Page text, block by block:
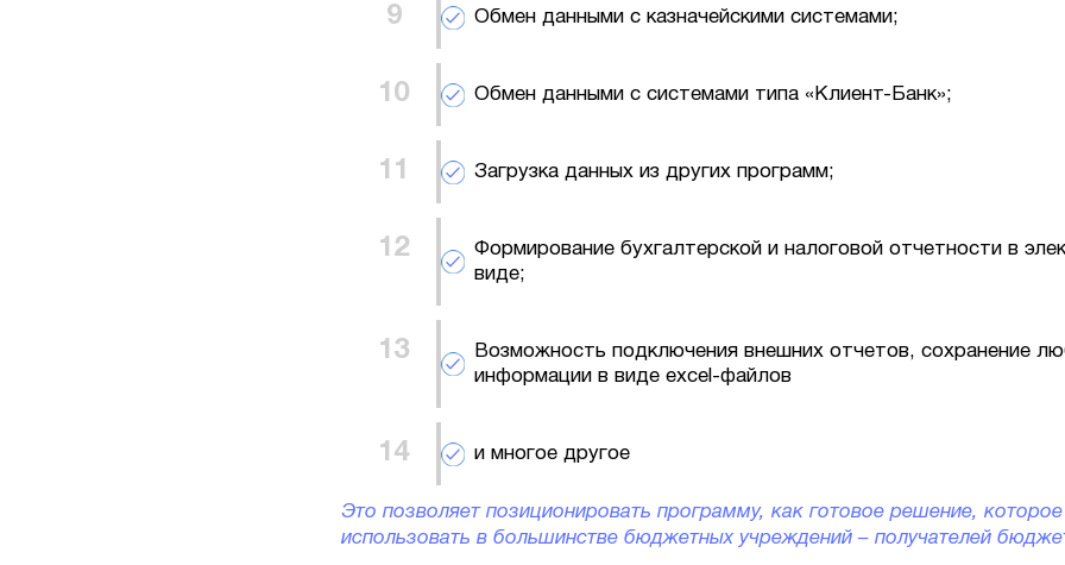
Обмен данными с казначейскими системами;
Обмен данными с системами типа «Клиент-Банк»;
Загрузка данных из других программ;
Формирование бухгалтерской и налоговой отчетности в
виде;
Возможность подключения внешних отчетов, сохранение
информации в виде excel-файлов
и многое другое
Это позволяет позиционировать программу, как готовое решение,
использовать в большинстве бюджетных учреждений – получателей